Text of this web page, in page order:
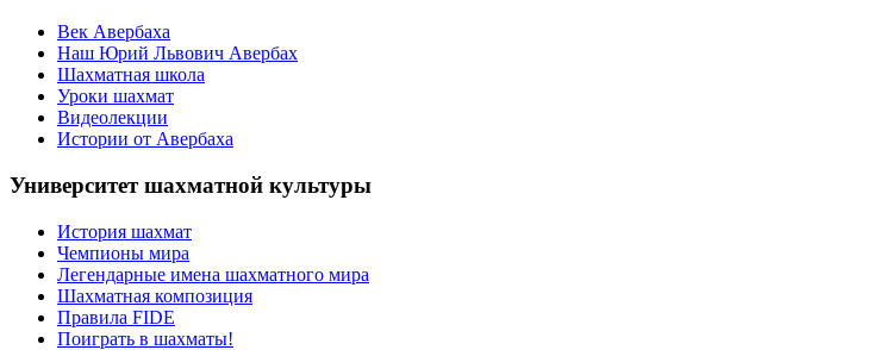
Век Авербаха
Наш Юрий Львович Авербах
Шахматная школа
Уроки шахмат
Видеолекции
Истории от Авербаха
Университет шахматной культуры
История шахмат
Чемпионы мира
Легендарные имена шахматного мира
Шахматная композиция
Правила FIDE
Поиграть в шахматы!